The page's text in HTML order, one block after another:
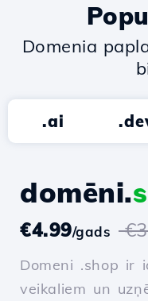
Domenia
.ai
domēni.
€4.99/gads
Domeni .shop ir
veikaliem un